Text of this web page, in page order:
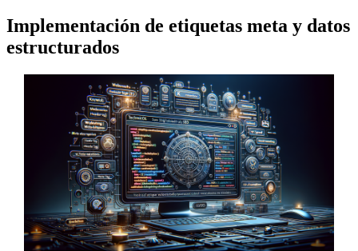
Implementación de etiquetas meta y datos
estructurados